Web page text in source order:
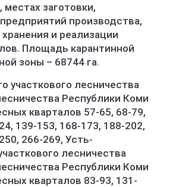
заготовки,
производства,
и реализации
Площадь карантинной
зоны – 68744 га.
участкового лесничества
Республики Коми
кварталов 57-65, 68-79,
139-153, 168-173, 188-202,
266-269, Усть-
лесничества
Республики Коми
кварталов 83-93, 131-